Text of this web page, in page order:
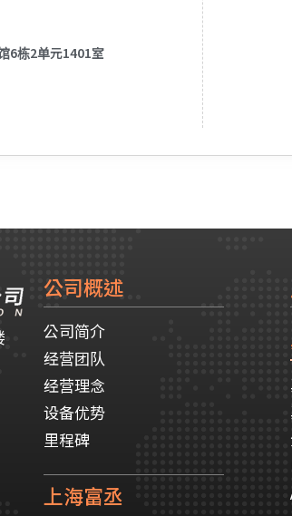
6栋2单元1401室
公司概述
公司简介
经营团队
经营理念
设备优势
里程碑
上海富丞